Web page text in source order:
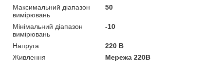
Максимальний діапазон
вимірювань
50
Мінімальний діапазон
вимірювань
-10
Напруга
220 В
Живлення
Мережа 220В